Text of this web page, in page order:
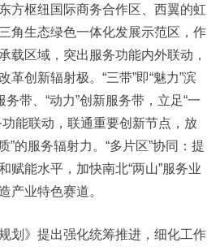
方枢纽国际商务合作区、西翼的虹
角生态绿色一体化发展示范区，作
载区域，突出服务功能内外联动，
革创新辐射极。“三带”即“魅力”滨
务带、“动力”创新服务带，立足“一
能联动，联通重要创新节点，放
”的服务辐射力。“多片区”协同：提
赋能水平，加快南北“两山”服务业
产业特色赛道。
》提出强化统筹推进，细化工作